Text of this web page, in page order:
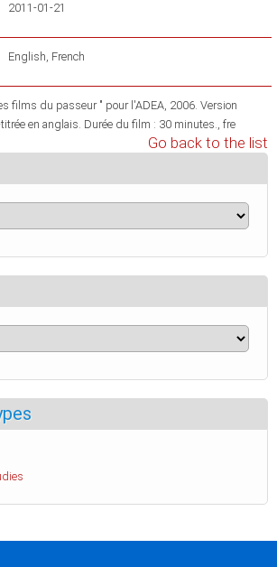
2011-01-21
English French
films du passeur " pour l'ADEA, 2006. Version
en anglais. Durée du film : 30 minutes., fre
Go back to the list